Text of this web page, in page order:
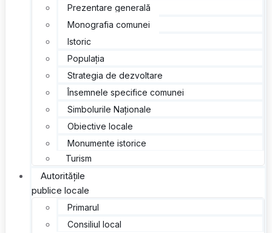
Prezentare generală
Monografia comunei
Istoric
Populația
Strategia de dezvoltare
Însemnele specifice comunei
Simbolurile Naționale
Obiective locale
Monumente istorice
Turism
Autoritățile
publice locale
Primarul
Consiliul local